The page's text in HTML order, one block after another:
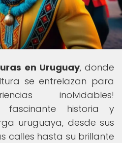
en Uruguay, donde
se entrelazan para
inolvidables!
historia y
uruguaya, desde sus
calles hasta su brillante